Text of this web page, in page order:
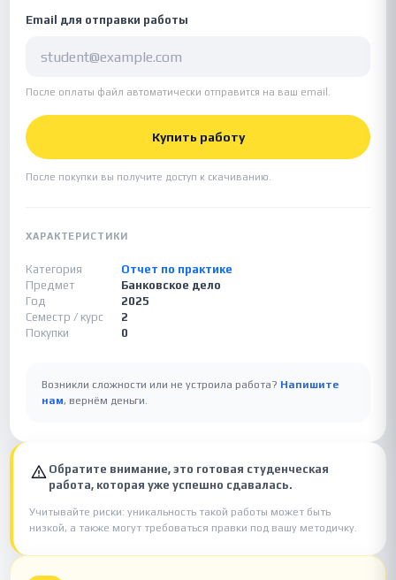
Email для отправки работы
После оплаты файл автоматически отправится на ваш email.
Купить работу
После покупки вы получите доступ к скачиванию.
ХАРАКТЕРИСТИКИ
Категория
Отчет по практике
Предмет
Банковское дело
Год
2025
Семестр / курс
2
Покупки
0
Возникли сложности или не устроила работа? Напишите
нам, вернём деньги.
Обратите внимание, это готовая студенческая
работа, которая уже успешно сдавалась.
Учитывайте риски: уникальность такой работы может быть
низкой, а также могут требоваться правки под вашу методичку.